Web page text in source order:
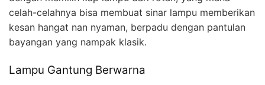
celah-celahnya bisa membuat sinar lampu memberikan
kesan hangat nan nyaman, berpadu dengan pantulan
bayangan yang nampak klasik.
Lampu Gantung Berwarna